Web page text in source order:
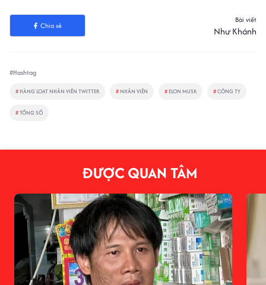
Chia sẻ
Bài viết
Như Khánh
#Hashtag
# HÀNG LOẠT NHÂN VIÊN TWITTER # NHÂN VIÊN # ELON MUSK #CÔNG TY
#TỔNG SỐ
ĐƯỢC QUAN TÂM